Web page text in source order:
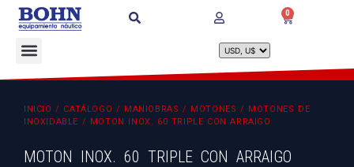
0
INICIO / CATÁLOGO / MANIOBRAS / MOTONES / MOTONES DE
INOXIDABLE / MOTON INOX. 60 TRIPLE CON ARRAIGO
MOTON INOX. 60 TRIPLE CON ARRAIGO